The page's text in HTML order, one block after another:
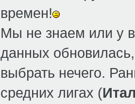
времен!
Мы не знаем или у
данных
выбрать нечего.
средних лигах (